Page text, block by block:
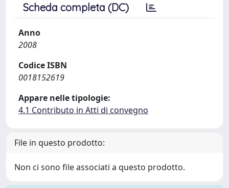
Scheda completa (DC)
Anno
2008
Codice ISBN
0018152619
Appare nelle tipologie:
4.1 Contributo in Atti di convegno
File in questo prodotto:
Non ci sono file associati a questo prodotto.